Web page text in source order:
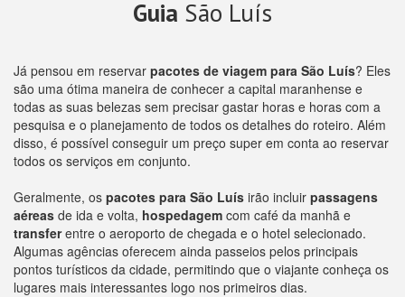
Guia São Luís
Já pensou em reservar pacotes de viagem para São Luís? Eles
são uma ótima maneira de conhecer a capital maranhense e
todas as suas belezas sem precisar gastar horas e horas com a
pesquisa e o planejamento de todos os detalhes do roteiro. Além
disso, é possível conseguir um preço super em conta ao reservar
todos os serviços em conjunto.
Geralmente, os pacotes para São Luís irão incluir passagens
aéreas de ida e volta, hospedagem com café da manhã e
transferentre o aeroporto de chegada e o hotel selecionado.
Algumas agências oferecem ainda passeios pelos principais
pontos turísticos da cidade, permitindo que o viajante conheça os
lugares mais interessantes logo nos primeiros dias.